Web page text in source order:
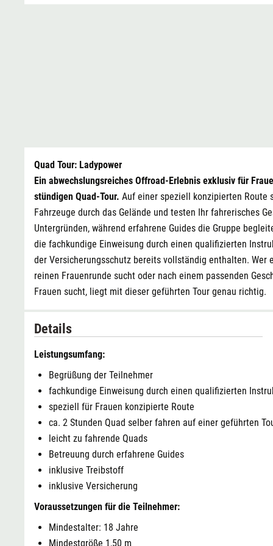
Quad Tour: Ladypower
Ein abwechslungsreiches Offroad-Erlebnis exklusiv für
stündigen Quad-Tour. Auf einer speziell konzipierten Route
Fahrzeuge durch das Gelände und testen Ihr fahrerisches
Untergründen, während erfahrene Guides die Gruppe
die fachkundige Einweisung durch einen qualifizierten
der Versicherungsschutz bereits vollständig enthalten. Wer
reinen Frauenrunde sucht oder nach einem passenden
Frauen sucht, liegt mit dieser geführten Tour genau richtig.
Details
Leistungsumfang:
Begrüßung der Teilnehmer
fachkundige Einweisung durch einen qualifizierten
speziell für Frauen konzipierte Route
ca. 2 Stunden Quad selber fahren auf einer geführten
leicht zu fahrende Quads
Betreuung durch erfahrene Guides
inklusive Treibstoff
inklusive Versicherung
Voraussetzungen für die Teilnehmer:
Mindestalter: 18 Jahre
Mindestgröße 1,50 m